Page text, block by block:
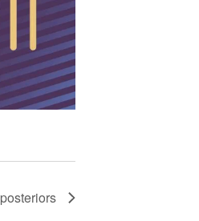
posteriors